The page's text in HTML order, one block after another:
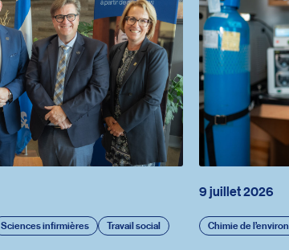
Sciences infirmières Travail social
9 juillet 2026
Chimie de